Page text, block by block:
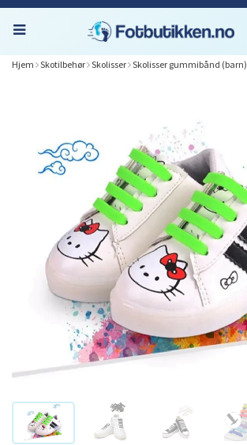
Hjem Skotilbehør Skolisser Skolisser gummibånd (barn)